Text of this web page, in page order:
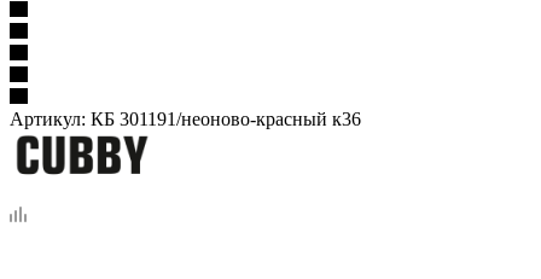
Артикул: КБ 301191/неоново-красный к36